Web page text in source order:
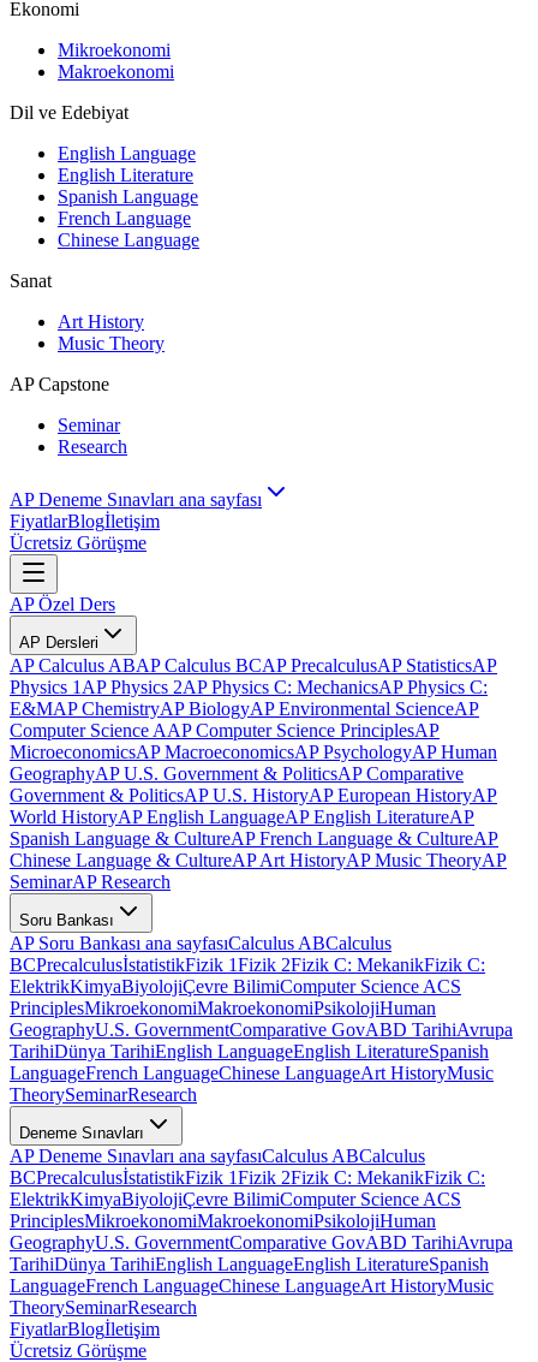
Ekonomi
Mikroekonomi
Makroekonomi
Dil ve Edebiyat
English Language
English Literature
Spanish Language
French Language
Chinese Language
Sanat
Art History
Music Theory
AP Capstone
Seminar
Research
AP Deneme Sınavları ana sayfası
FiyatlarBlogİletişim
Ücretsiz Görüşme
AP Özel Ders
AP Dersleri
AP Calculus ABAP Calculus BCAP PrecalculusAP StatisticsAP
Physics 1 AP Physics 2AP Physics C: MechanicsAP Physics C:
E&MAP ChemistryAP BiologyAP Environmental ScienceAP
Computer Science AAP Computer Science PrinciplesAP
MicroeconomicsAP MacroeconomicsAP PsychologyAP Human
GeographyAP U.S. Government & PoliticsAP Comparative
Government & PoliticsAP U.S. HistoryAP European HistoryAP
World HistoryAP English LanguageAP English LiteratureAP
Spanish Language & CultureAP French Language & CultureAP
Chinese Language & CultureAP Art HistoryAP Music TheoryAP
SeminarAP Research
Soru Bankası
AP Soru Bankası ana sayfasıCalculus ABCalculus
BCPrecalculusİstatistikFizik 1Fizik 2Fizik C: MekanikFizik C:
ElektrikKimyaBiyolojiÇevre BilimiComputer Science ACS
PrinciplesMikroekonomiMakroekonomiPsikolojiHuman
GeographyU.S. GovernmentComparative GovABD TarihiAvrupa
TarihiDünya TarihiEnglish LanguageEnglish LiteratureSpanish
LanguageFrench LanguageChinese LanguageArt HistoryMusic
TheorySeminarResearch
Deneme Sınavları
AP Deneme Sınavları ana sayfasıCalculus ABCalculus
BCPrecalculusİstatistikFizik 1Fizik 2Fizik C: MekanikFizik C:
ElektrikKimyaBiyolojiÇevre BilimiComputer Science ACS
PrinciplesMikroekonomiMakroekonomiPsikolojiHuman
GeographyU.S. GovernmentComparative GovABD TarihiAvrupa
TarihiDünya TarihiEnglish LanguageEnglish LiteratureSpanish
LanguageFrench LanguageChinese LanguageArt HistoryMusic
TheorySeminarResearch
FiyatlarBlogİletişim
Ücretsiz Görüşme